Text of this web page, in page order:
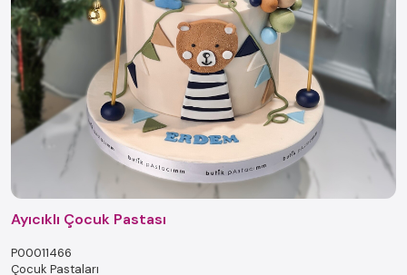
Ayıcıklı Çocuk Pastası
P00011466
Çocuk Pastaları